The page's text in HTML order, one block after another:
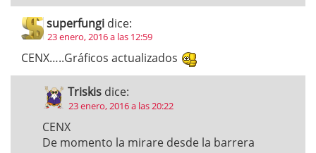
superfungi dice:
23 enero, 2016 a las 12:59
CENX…..Gráficos actualizados
Triskis dice:
23 enero, 2016 a las 20:22
CENX
De momento la mirare desde la barrera